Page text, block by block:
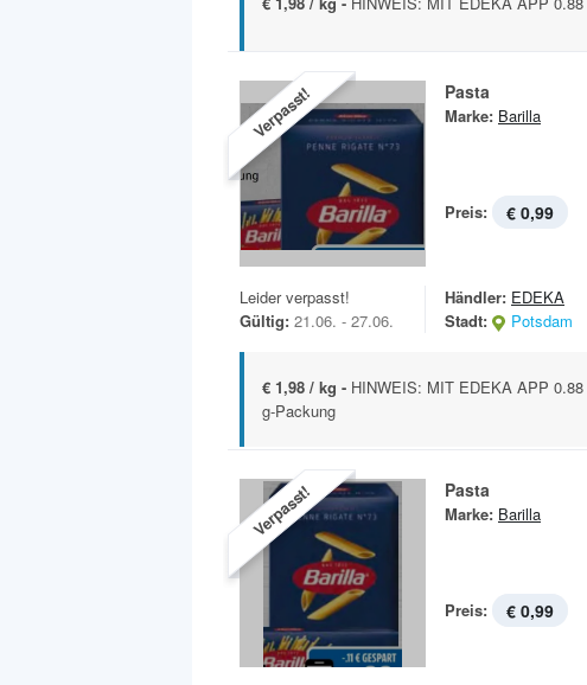
Verpasst! Pasta
Marke: Barilla
Preis: € 0,99
Leider verpasst!
Gültig: 21.06. - 27.06.
Händler: EDEKA
Stadt:
Potsdam
€ 1,98 / kg - HINWEIS: MIT EDEKA APP
g-Packung
Verpasst! Pasta
Marke: Barilla
Preis: € 0,99